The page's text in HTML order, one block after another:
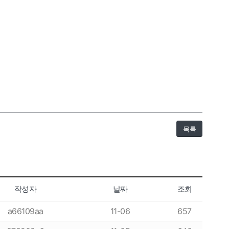
목록
작성자 날짜 조회
a66109aa 11-06
657